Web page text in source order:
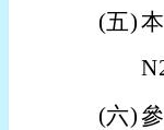
(五)
(六)